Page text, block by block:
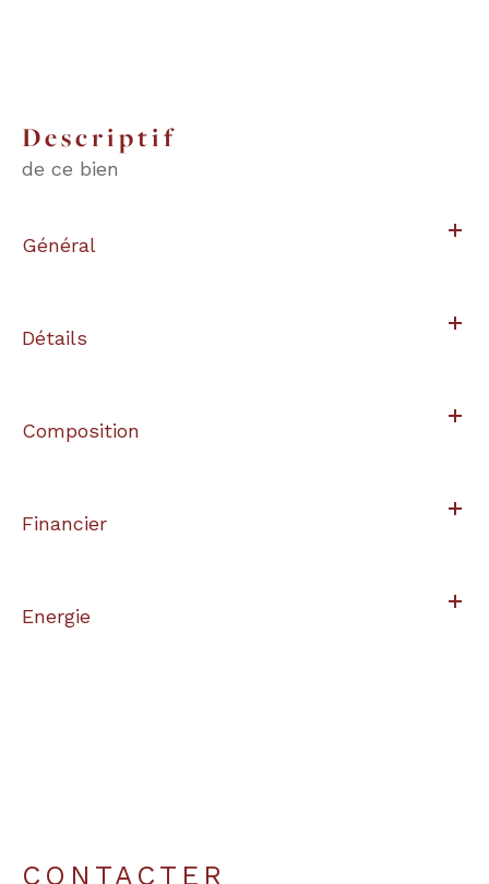
descriptif
de ce bien
Général
Détails
Composition
Financier
Energie
CONTACTER